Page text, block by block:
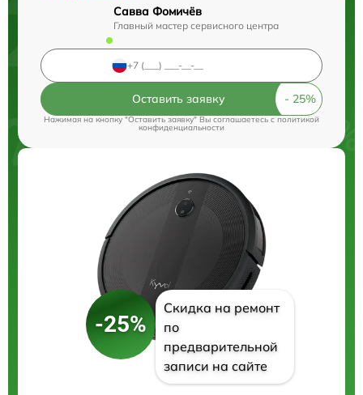
Савва Фомичёв
Главный мастер сервисного центра
Оставить заявку
Нажимая на кнопку "Оставить заявку" Вы соглашаетесь cполитикой
конфиденциальности
-25%
Скидка на ремонт
по
предварительной
записи на сайте